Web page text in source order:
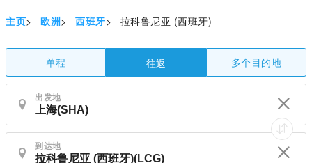
主页> 欧洲> 西班牙> 拉科鲁尼亚 (西班牙)
单程 往返 多个目的地
出发地
到达地